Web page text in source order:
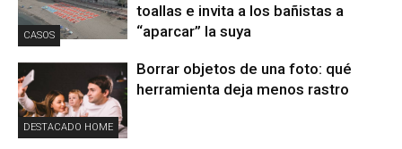
CASOS
toallas e invita a los bañistas a
“aparcar” la suya
DESTACADO HOME
Borrar objetos de una foto: qué
herramienta deja menos rastro